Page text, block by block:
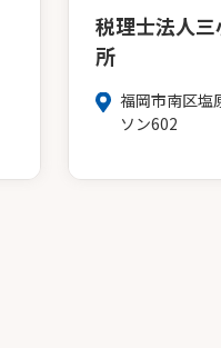
税理士法人
所
福岡市南区塩
ソン602